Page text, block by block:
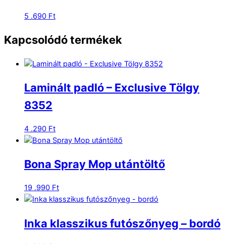
5 .690 Ft
Kapcsolódó termékek
Laminált padló – Exclusive Tölgy
8352
4 .290 Ft
Bona Spray Mop utántöltő
19 .990 Ft
Inka klasszikus futószőnyeg – bordó